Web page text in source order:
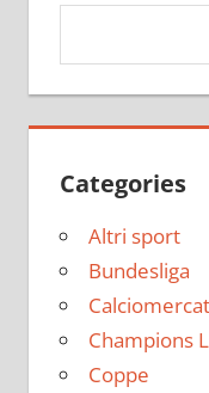
Categories
Altri sport
Bundesliga
Champions
Coppe